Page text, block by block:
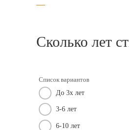
Сколько лет
Список вариантов
До 3х лет
3-6 лет
6-10 лет